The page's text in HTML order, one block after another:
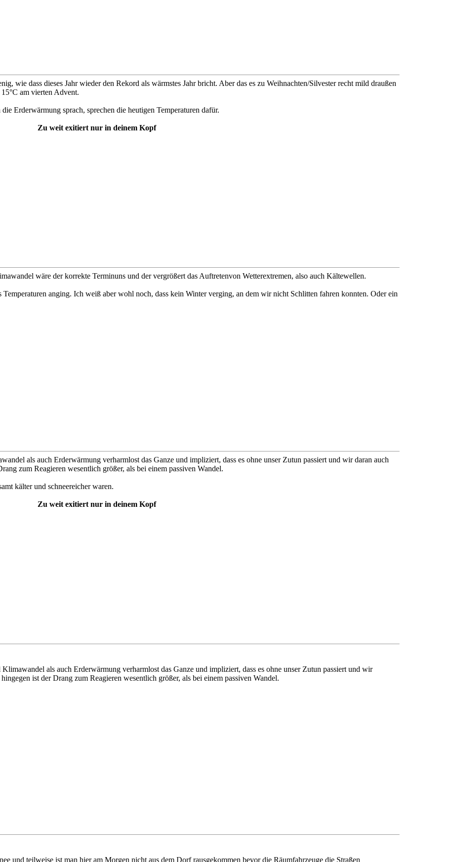
wie dass dieses Jahr wieder den Rekord als wärmstes Jahr bricht. Aber das es zu Weihnachten/Silvester recht mild draußen
am vierten Advent.
Erderwärmung sprach, sprechen die heutigen Temperaturen dafür.
Zu weit exitiert nur in deinem Kopf
wäre der korrekte Terminuns und der vergrößert das Auftretenvon Wetterextremen, also auch Kältewellen.
anging. Ich weiß aber wohl noch, dass kein Winter verging, an dem wir nicht Schlitten fahren konnten. Oder ein
als auch Erderwärmung verharmlost das Ganze und impliziert, dass es ohne unser Zutun passiert und wir daran auch
zum Reagieren wesentlich größer, als bei einem passiven Wandel.
kälter und schneereicher waren.
Zu weit exitiert nur in deinem Kopf
als auch Erderwärmung verharmlost das Ganze und impliziert, dass es ohne unser Zutun passiert und wir
ist der Drang zum Reagieren wesentlich größer, als bei einem passiven Wandel.
und teilweise ist man hier am Morgen nicht aus dem Dorf rausgekommen bevor die Räumfahrzeuge die Straßen